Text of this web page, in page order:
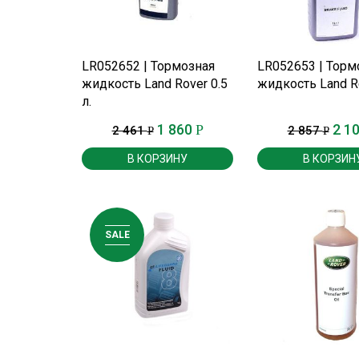
ПОДРОБНЕЕ
LR052652 | Тормозная
жидкость Land Rover 0.5
л.
2 461Р 1 860 Р
В КОРЗИНУ
LR052653 |
жидкость Land
2 857Р 2
В
SALE